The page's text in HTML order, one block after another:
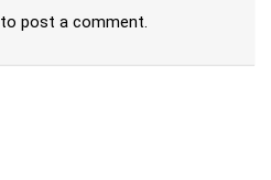
to post a comment.